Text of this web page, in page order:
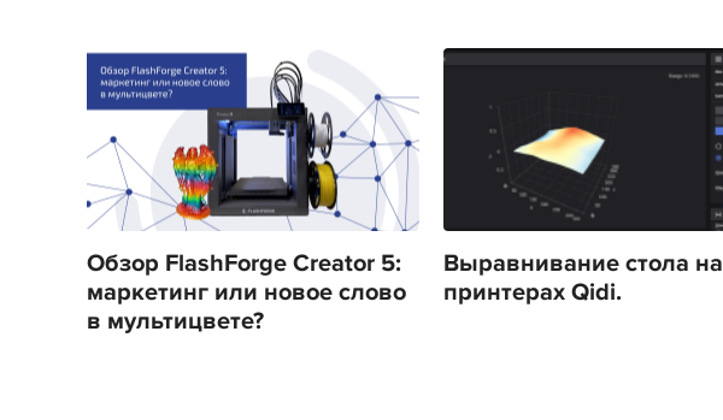
Обзор FlashForge Creator 5:
маркетинг или новое слово
в мультицвете?
Выравнивание стола на
принтерах Qidi.